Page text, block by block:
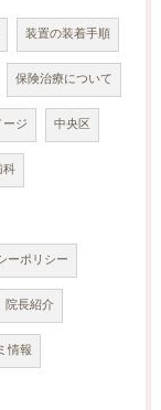
装置の装着手順
保険治療について
ジ 中央区
科
ーポリシー
院長紹介
情報